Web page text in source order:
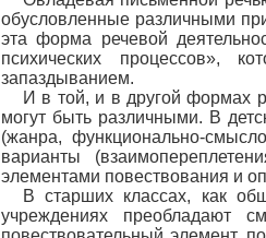
обусловленные различными
эта форма речевой
психических процессов»,
запаздыванием.
И в той, и в другой формах
могут быть различными. В
(жанра, функционально-
варианты
элементами повествования и
В старших классах, как
учреждениях преобладают